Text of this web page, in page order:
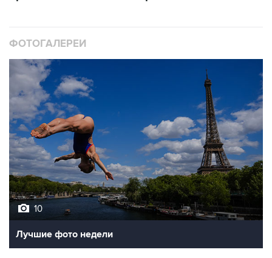
ФОТОГАЛЕРЕИ
10
Лучшие фото недели